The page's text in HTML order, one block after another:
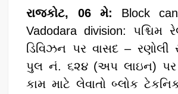
રાજકોટ, 06 મે: Block
Vadodara division: પશ્ચિમ
ડિવિઝન પર વાસદ – રણોલી
પુલ નં. ૬૨૪ (અપ લાઇન) પર
કામ માટે લેવાતો બ્લોક